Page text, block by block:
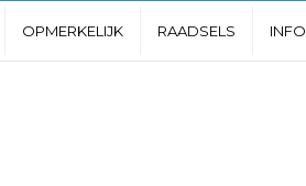
OPMERKELIJK RAADSELS INFO